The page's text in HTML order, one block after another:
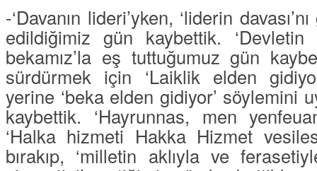
-‘Davanın lideri’yken, ‘liderin davası
edildiğimiz gün kaybettik. ‘Devletin
bekamız’la eş tuttuğumuz gün
sürdürmek için ‘Laiklik elden
yerine ‘beka elden gidiyor’ söylemini
kaybettik. ‘Hayrunnas, men
‘Halka hizmeti Hakka Hizmet
bırakıp, ‘milletin aklıyla ve